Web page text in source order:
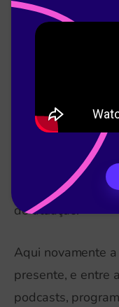
Eixo da
Esse eixo
Assim, a BNCC
exemplos do que
acordo com as
de atuação.
Aqui novamente a
presente, e entre
podcasts,